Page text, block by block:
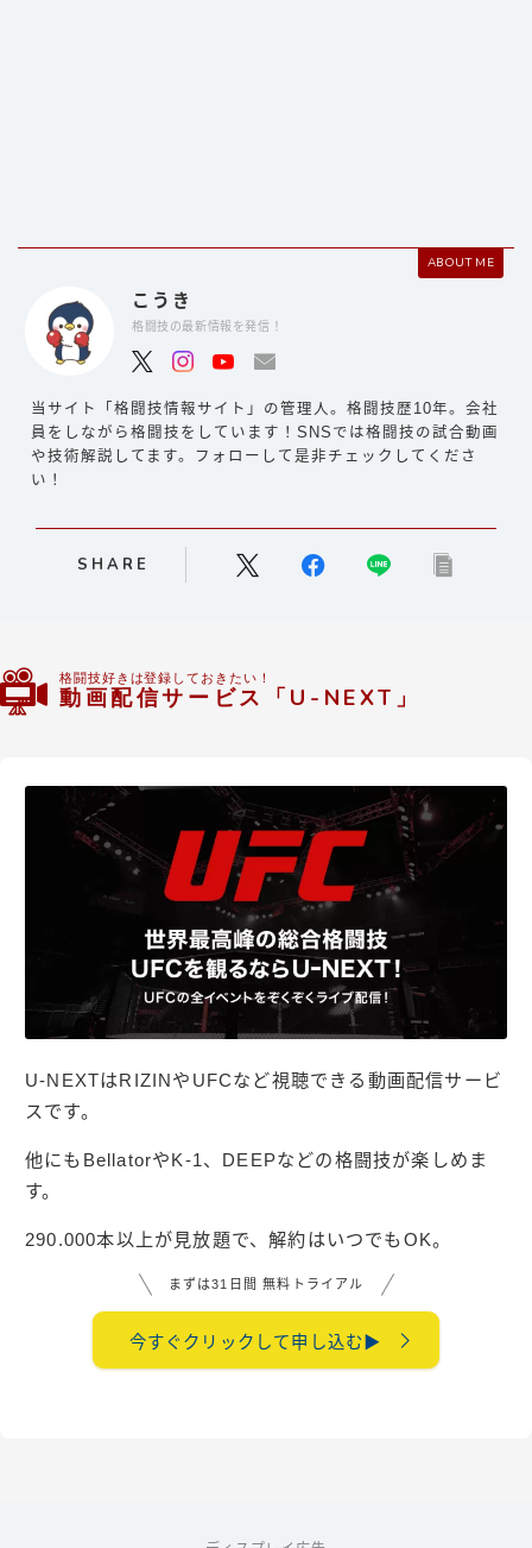
ABOUT ME
こうき
格闘技の最新情報を発信！
当サイト「格闘技情報サイト」の管理人。格闘技歴10年。会社
員をしながら格闘技をしています！SNSでは格闘技の試合動画
や技術解説してます。フォローして是非チェックしてくださ
い！
SHARE
格闘技好きは登録しておきたい！
動画配信サービス「U-NEXT」
U-NEXTはRIZINやUFCなど視聴できる動画配信サービ
スです。
他にもBellatorやK-1、DEEPなどの格闘技が楽しめま
す。
290.000本以上が見放題で、解約はいつでもOK。
まずは31日間 無料トライアル
今すぐクリックして申し込む▶︎